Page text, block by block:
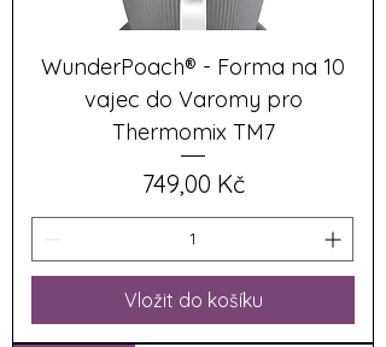
WunderPoach® - Forma na 10
vajec do Varomy pro
Thermomix TM7
Cena
749,00 Kč
Vložit do košíku